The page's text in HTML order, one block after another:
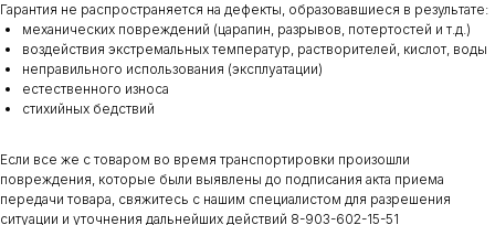
Гарантия не распространяется на дефекты, образовавшиеся в результате:
механических повреждений (царапин, разрывов, потертостей и т.д.)
воздействия экстремальных температур, растворителей, кислот, воды
неправильного использования (эксплуатации)
естественного износа
стихийных бедствий
Если все же с товаром во время транспортировки произошли
повреждения, которые были выявлены до подписания акта приема
передачи товара, свяжитесь с нашим специалистом для разрешения
ситуации и уточнения дальнейших действий 8-903-602-15-51